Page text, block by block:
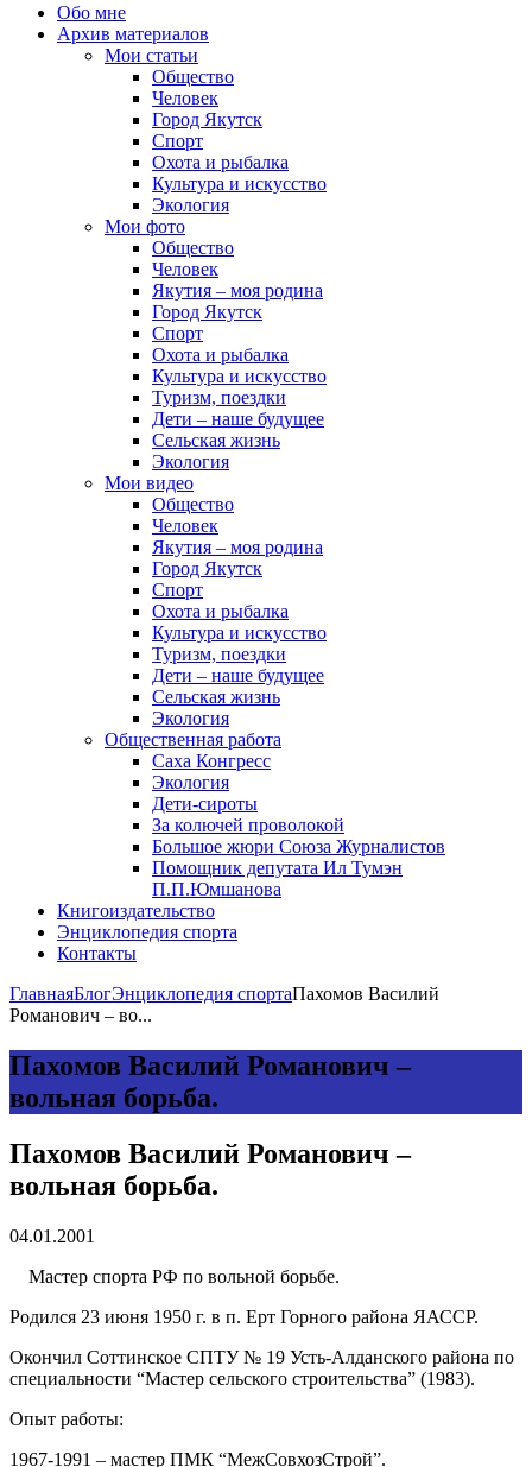
Обо мне
Архив материалов
Мои статьи
Общество
Человек
Город Якутск
Спорт
Охота и рыбалка
Культура и искусство
Экология
Мои фото
Общество
Человек
Якутия – моя родина
Город Якутск
Спорт
Охота и рыбалка
Культура и искусство
Туризм, поездки
Дети – наше будущее
Сельская жизнь
Экология
Мои видео
Общество
Человек
Якутия – моя родина
Город Якутск
Спорт
Охота и рыбалка
Культура и искусство
Туризм, поездки
Дети – наше будущее
Сельская жизнь
Экология
Общественная работа
Саха Конгресс
Экология
Дети-сироты
За колючей проволокой
Большое жюри Союза Журналистов
Помощник депутата Ил Тумэн
П.П.Юмшанова
Книгоиздательство
Энциклопедия спорта
Контакты
ГлавнаяБлогЭнциклопедия спортаПахомов Василий
Романович – во...
Пахомов Василий Романович –
вольная борьба.
Пахомов Василий Романович –
вольная борьба.
04.01.2001
Мастер спорта РФ по вольной борьбе.
Родился 23 июня 1950 г. в п. Ерт Горного района ЯАССР.
Окончил Соттинское СПТУ № 19 Усть-Алданского района по
специальности “Мастер сельского строительства” (1983).
Опыт работы:
1967-1991 – мастер ПМК “МежСовхозСтрой”.